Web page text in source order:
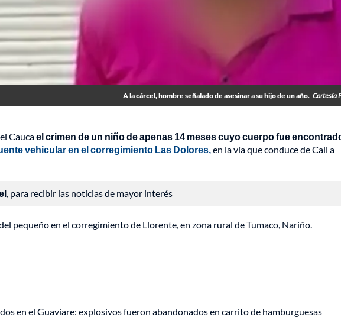
A la cárcel, hombre señalado de asesinar a su hijo de un año. Cortesía
Caucael crimen de un niño de apenas 14 meses cuyo cuerpo fue
vehicular en el corregimiento Las Dolores,en la vía que conduce de Cali a
, para recibir las noticias de mayor interés
pequeño en el corregimiento de Llorente, en zona rural de Tumaco, Nariño.
en el Guaviare: explosivos fueron abandonados en carrito de hamburguesas